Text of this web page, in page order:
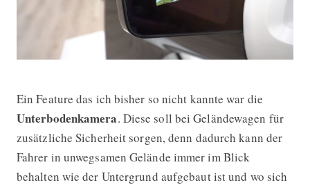
Ein Feature das ich bisher so nicht kannte war die
Unterbodenkamera. Diese soll bei Geländewagen für
zusätzliche Sicherheit sorgen, denn dadurch kann der
Fahrer in unwegsamen Gelände immer im Blick
behalten wie der Untergrund aufgebaut ist und wo sich